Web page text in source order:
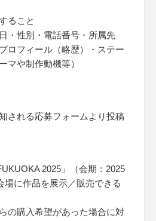
ること
・性別・電話番号・所属先
ロフィール（略歴）・ステー
マや制作動機等）
される応募フォームより投稿
2025」（会期：2025
場に作品を展示／販売できる
の購入希望があった場合に対